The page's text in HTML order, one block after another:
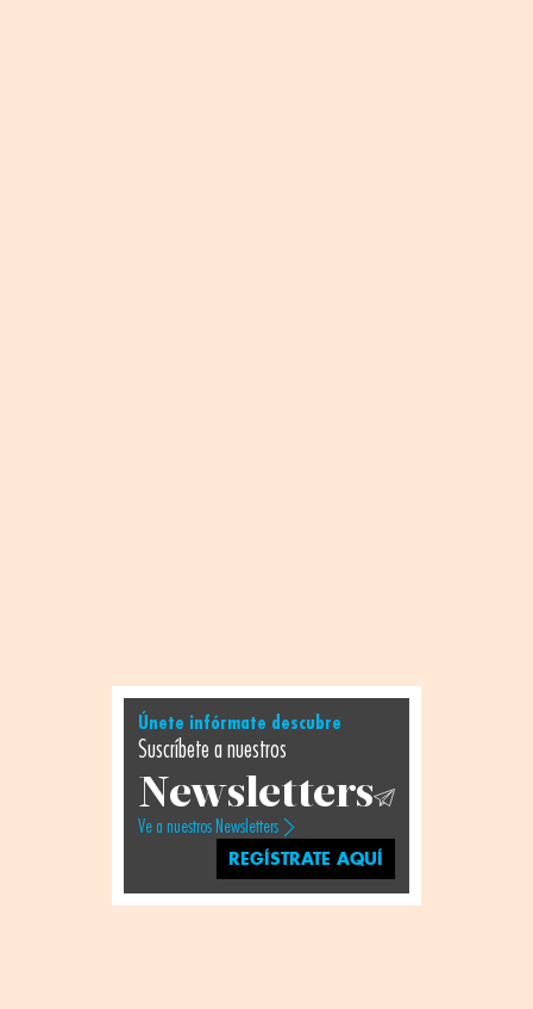
Únete infórmate descubre
Suscríbete a nuestros
Newsletters
Ve a nuestros Newsletters
REGÍSTRATE AQUÍ